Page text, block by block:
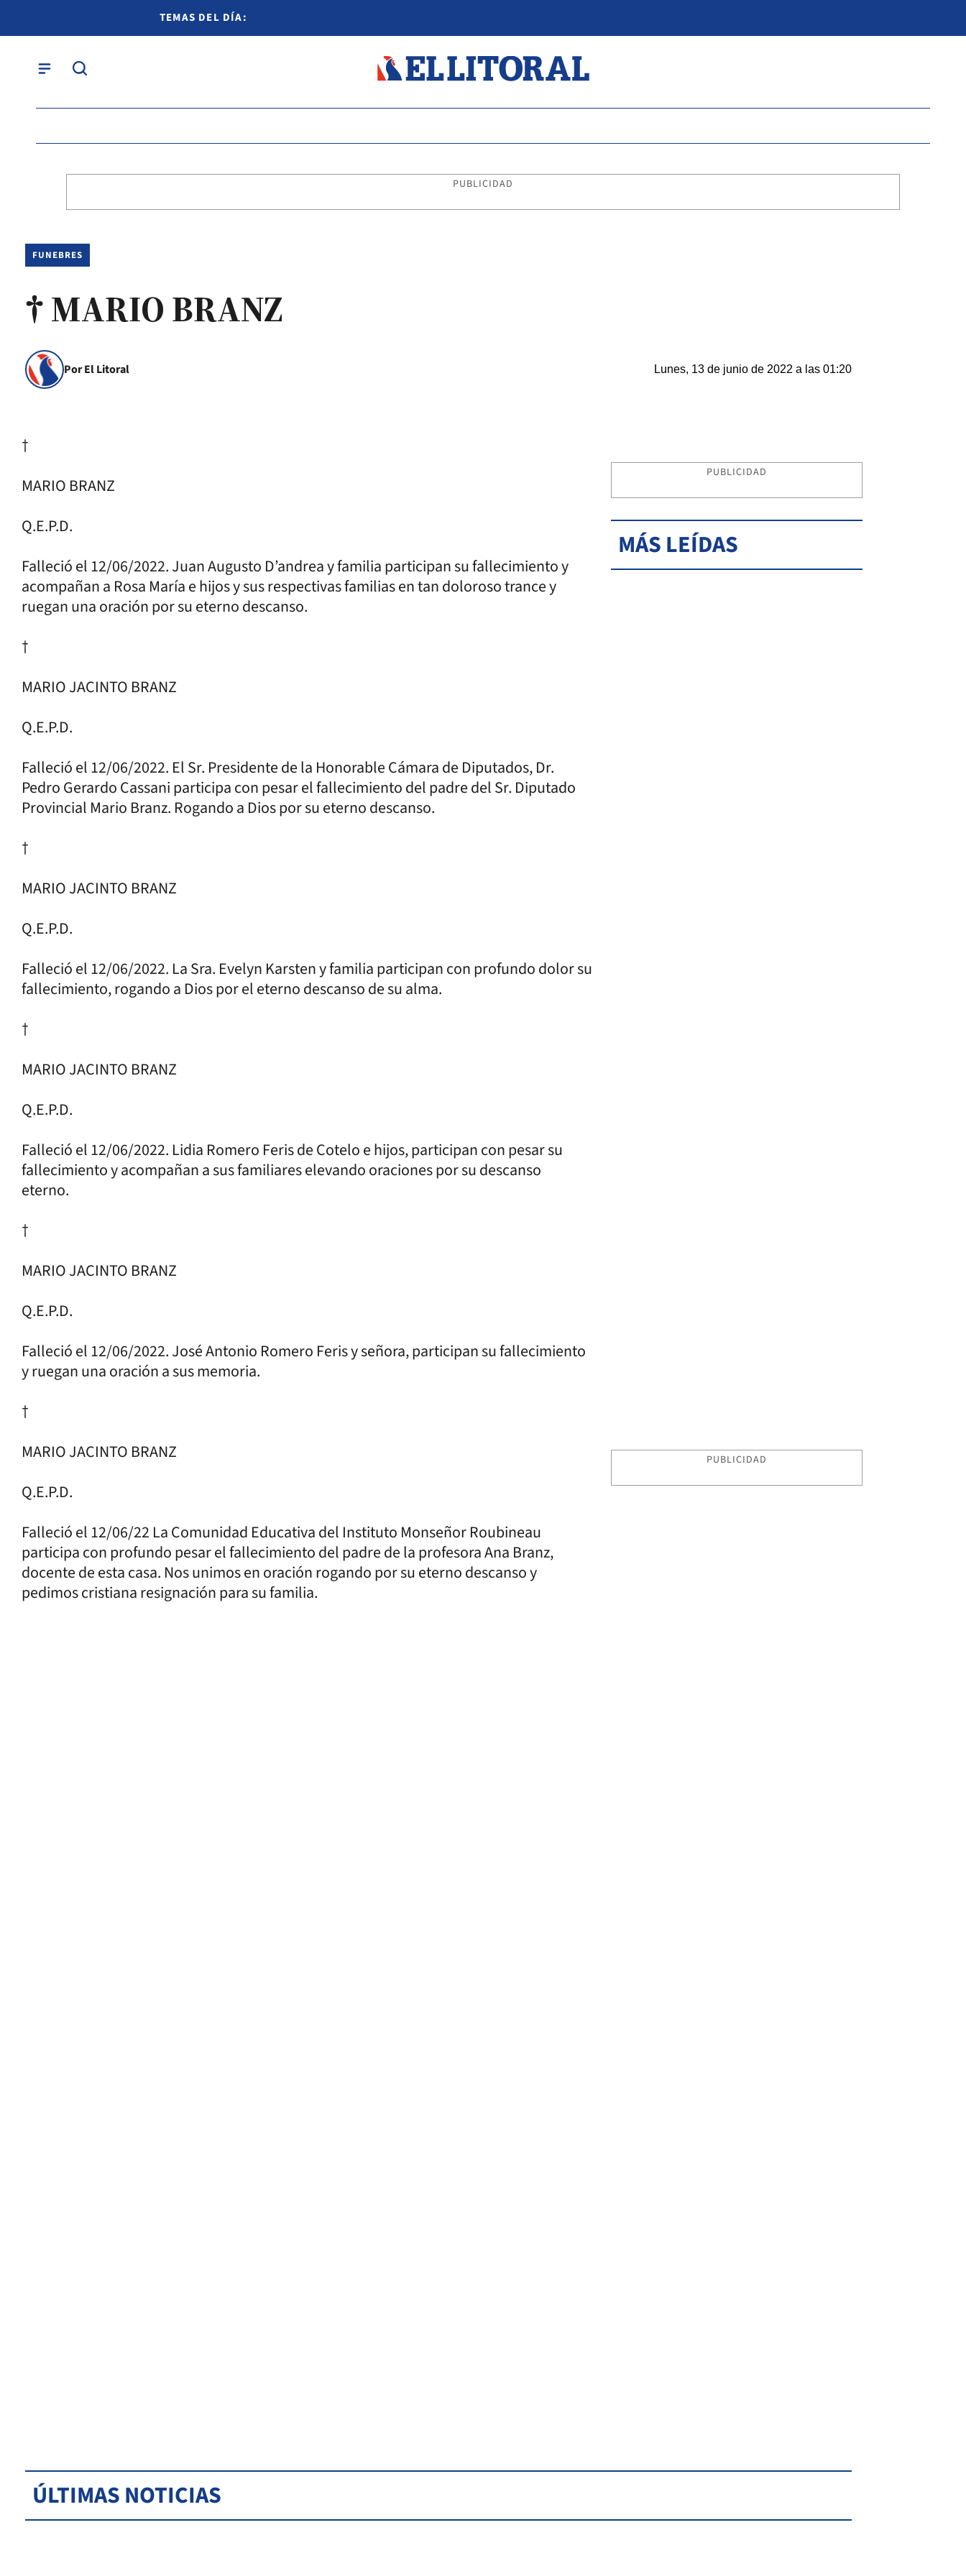
TEMAS DEL DÍA:
PUBLICIDAD
FUNEBRES
† MARIO BRANZ
Por El Litoral Lunes, 13 de junio de 2022 a las 01:20
†
MARIO BRANZ
Q.E.P.D.
Falleció el 12/06/2022. Juan Augusto D’andrea y familia participan su fallecimiento y
acompañan a Rosa María e hijos y sus respectivas familias en tan doloroso trance y
ruegan una oración por su eterno descanso.
†
MARIO JACINTO BRANZ
Q.E.P.D.
Falleció el 12/06/2022. El Sr. Presidente de la Honorable Cámara de Diputados, Dr.
Pedro Gerardo Cassani participa con pesar el fallecimiento del padre del Sr. Diputado
Provincial Mario Branz. Rogando a Dios por su eterno descanso.
†
MARIO JACINTO BRANZ
Q.E.P.D.
Falleció el 12/06/2022. La Sra. Evelyn Karsten y familia participan con profundo dolor su
fallecimiento, rogando a Dios por el eterno descanso de su alma.
†
MARIO JACINTO BRANZ
Q.E.P.D.
Falleció el 12/06/2022. Lidia Romero Feris de Cotelo e hijos, participan con pesar su
fallecimiento y acompañan a sus familiares elevando oraciones por su descanso
eterno.
†
MARIO JACINTO BRANZ
Q.E.P.D.
Falleció el 12/06/2022. José Antonio Romero Feris y señora, participan su fallecimiento
y ruegan una oración a sus memoria.
†
MARIO JACINTO BRANZ
Q.E.P.D.
Falleció el 12/06/22 La Comunidad Educativa del Instituto Monseñor Roubineau
participa con profundo pesar el fallecimiento del padre de la profesora Ana Branz,
docente de esta casa. Nos unimos en oración rogando por su eterno descanso y
pedimos cristiana resignación para su familia.
PUBLICIDAD
MÁS LEÍDAS
PUBLICIDAD
ÚLTIMAS NOTICIAS